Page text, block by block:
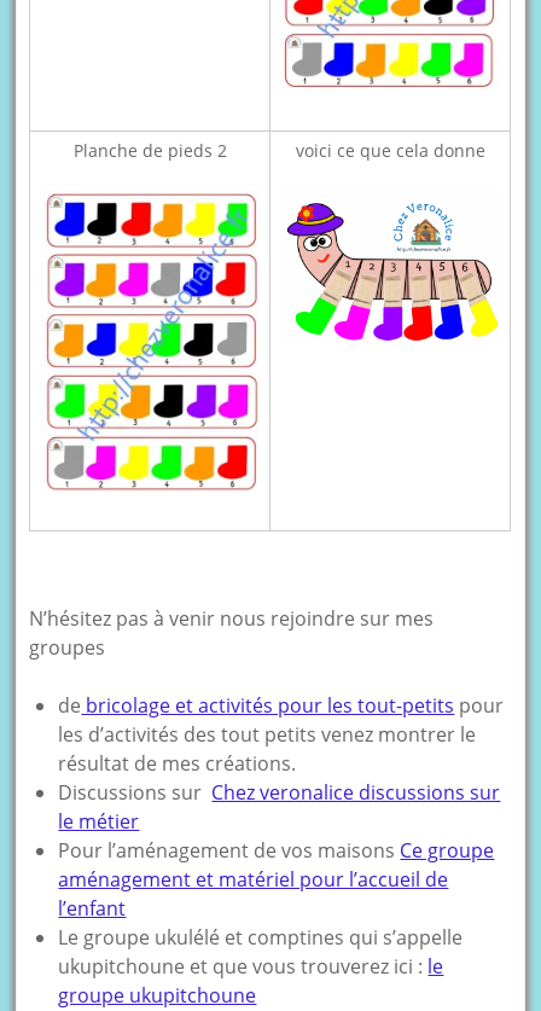
Planche de pieds 2 voici ce que cela donne
N’hésitez pas à venir nous rejoindre sur mes
groupes
de bricolage et activités pour les tout-petits pour
les d’activités des tout petits venez montrer le
résultat de mes créations.
Discussions sur Chez veronalice discussions sur
le métier
Pour l’aménagement de vos maisons Ce groupe
aménagement et matériel pour l’accueil de
l’enfant
Le groupe ukulélé et comptines qui s’appelle
ukupitchoune et que vous trouverez ici : le
groupe ukupitchoune